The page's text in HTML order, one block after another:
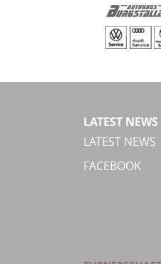
LATEST NEWS
LATEST NEWS
FACEBOOK